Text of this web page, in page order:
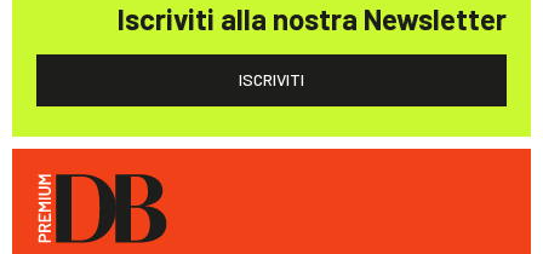
Iscriviti alla nostra Newsletter
ISCRIVITI